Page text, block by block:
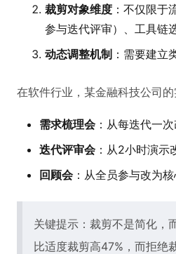
裁剪对象维度 ：不仅限于
参与迭代评审）、工具链
动态调整机制 ：需要建立
在软件行业，某金融科技公司
需求梳理会：从每迭代一
迭代评审会：从2小时演示
回顾会：从全员参与改为
关键提示：裁剪不是简化，
比适度裁剪高47%，而拒绝